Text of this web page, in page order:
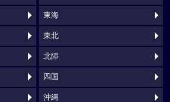
東海
東北
北陸
四国
沖縄